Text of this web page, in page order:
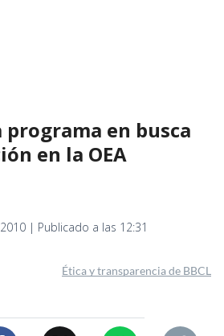
programa en busca
en la OEA
| Publicado a las 12:31
Ética y transparencia de BBCL